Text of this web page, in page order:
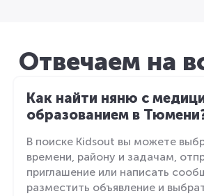
Отвечаем на
Как найти няню с
образованием в
В поиске Kidsout вы можете
времени, району и задачам,
приглашение или написать
разместить объявление и